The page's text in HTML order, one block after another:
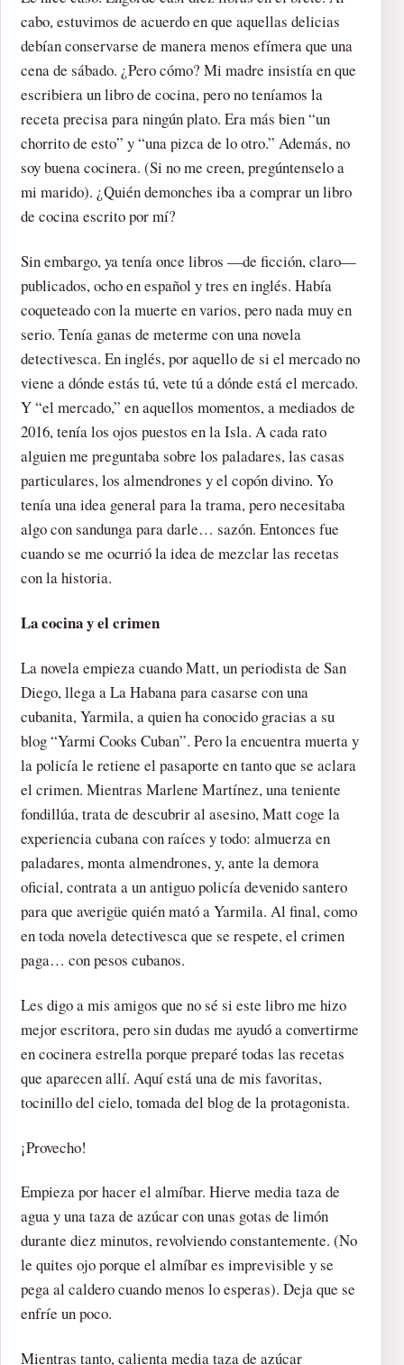
cabo, estuvimos de acuerdo en que aquellas delicias
debían conservarse de manera menos efímera que una
cena de sábado. ¿Pero cómo? Mi madre insistía en que
escribiera un libro de cocina, pero no teníamos la
receta precisa para ningún plato. Era más bien “un
chorrito de esto” y “una pizca de lo otro.” Además, no
soy buena cocinera. (Si no me creen, pregúntenselo a
mi marido). ¿Quién demonches iba a comprar un libro
de cocina escrito por mí?
Sin embargo, ya tenía once libros —de ficción, claro—
publicados, ocho en español y tres en inglés. Había
coqueteado con la muerte en varios, pero nada muy en
serio. Tenía ganas de meterme con una novela
detectivesca. En inglés, por aquello de si el mercado no
viene a dónde estás tú, vete tú a dónde está el mercado.
Y “el mercado,” en aquellos momentos, a mediados de
2016, tenía los ojos puestos en la Isla. A cada rato
alguien me preguntaba sobre los paladares, las casas
particulares, los almendrones y el copón divino. Yo
tenía una idea general para la trama, pero necesitaba
algo con sandunga para darle… sazón. Entonces fue
cuando se me ocurrió la idea de mezclar las recetas
con la historia.
La cocina y el crimen
La novela empieza cuando Matt, un periodista de San
Diego, llega a La Habana para casarse con una
cubanita, Yarmila, a quien ha conocido gracias a su
blog “Yarmi Cooks Cuban”. Pero la encuentra muerta y
la policía le retiene el pasaporte en tanto que se aclara
el crimen. Mientras Marlene Martínez, una teniente
fondillúa, trata de descubrir al asesino, Matt coge la
experiencia cubana con raíces y todo: almuerza en
paladares, monta almendrones, y, ante la demora
oficial, contrata a un antiguo policía devenido santero
para que averigüe quién mató a Yarmila. Al final, como
en toda novela detectivesca que se respete, el crimen
paga… con pesos cubanos.
Les digo a mis amigos que no sé si este libro me hizo
mejor escritora, pero sin dudas me ayudó a convertirme
en cocinera estrella porque preparé todas las recetas
que aparecen allí. Aquí está una de mis favoritas,
tocinillo del cielo, tomada del blog de la protagonista.
¡Provecho!
Empieza por hacer el almíbar. Hierve media taza de
agua y una taza de azúcar con unas gotas de limón
durante diez minutos, revolviendo constantemente. (No
le quites ojo porque el almíbar es imprevisible y se
pega al caldero cuando menos lo esperas). Deja que se
enfríe un poco.
Mientras tanto, calienta media taza de azúcar